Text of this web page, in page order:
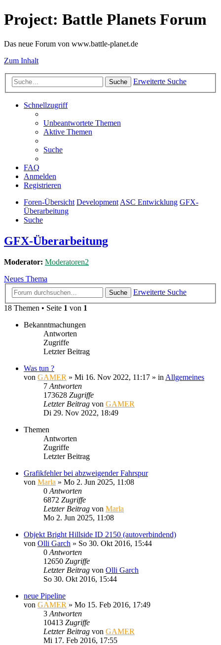
Project: Battle Planets Forum
Das neue Forum von www.battle-planet.de
Zum Inhalt
Suche Erweiterte Suche
Schnellzugriff
Unbeantwortete Themen
Aktive Themen
Suche
FAQ
Anmelden
Registrieren
Foren-Übersicht DevelopmentASC Entwicklung GFX-
Überarbeitung
Suche
GFX-Überarbeitung
Moderator: Moderatoren2
Neues Thema
Suche
Erweiterte Suche
18 Themen • Seite 1 von 1
Bekanntmachungen
Antworten
Zugriffe
Letzter Beitrag
Was tun ?
von GAMER » Mi 16. Nov 2022, 11:17 » in Allgemeines
7 Antworten
173628 Zugriffe
Letzter Beitrag von GAMER
Di 29. Nov 2022, 18:49
Themen
Antworten
Zugriffe
Letzter Beitrag
Grafikfehler bei abzweigender Fahrspur
von Marla » Mo 2. Jun 2025, 11:08
0 Antworten
6872 Zugriffe
Letzter Beitrag von Marla
Mo 2. Jun 2025, 11:08
Objekt Bright Hillside ID 2150 (autoverbindend)
von Olli Garch » So 30. Okt 2016, 15:44
0 Antworten
12650 Zugriffe
Letzter Beitrag von Olli Garch
So 30. Okt 2016, 15:44
neue Pipeline
von GAMER » Mo 15. Feb 2016, 17:49
3 Antworten
10413 Zugriffe
Letzter Beitrag von GAMER
Mi 17. Feb 2016, 17:55